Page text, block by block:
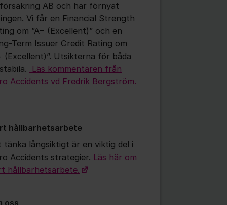
AB och har förnyat
Vi får en Financial Strength
om ”A− (Excellent)” och en
Term Issuer Credit Rating om
(Excellent)”. Utsikterna för båda
Läs kommentaren från
Accidents vd Fredrik Bergström.
hållbarhetsarbete
tänka långsiktigt är en viktig del i
Accidents strategier. Läs här om
hållbarhetsarbete.